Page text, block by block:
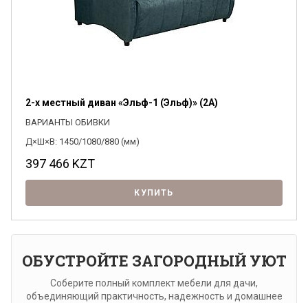
2-х местный диван «Эльф-1 (Эльф)» (2А)
ВАРИАНТЫ ОБИВКИ
Д×Ш×В: 1450/1080/880 (мм)
397 466 KZT
КУПИТЬ
ОБУСТРОЙТЕ ЗАГОРОДНЫЙ УЮТ
Соберите полный комплект мебели для дачи,
объединяющий практичность, надежность и домашнее